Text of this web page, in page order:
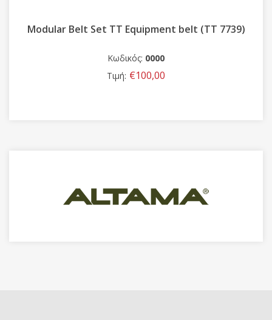
Modular Belt Set TT Equipment belt (TT 7739)
Κωδικός: 0000
Τιμή: €100,00